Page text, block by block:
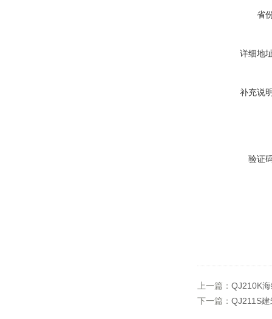
省
详细地
补充说
验证
上一篇： QJ210K
下一篇： QJ211S